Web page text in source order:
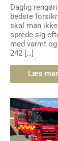
Daglig
bedste
skal man
sprede sig
med varmt
242 […]
Læs